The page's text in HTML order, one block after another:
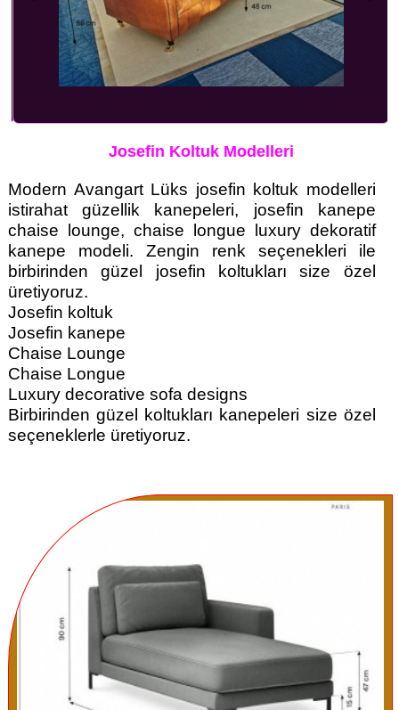
Josefin Koltuk Modelleri
Modern Avangart Lüks josefin koltuk modelleri
istirahat güzellik kanepeleri, josefin kanepe
chaise lounge, chaise longue luxury dekoratif
kanepe modeli. Zengin renk seçenekleri ile
birbirinden güzel josefin koltukları size özel
üretiyoruz.
Josefin koltuk
Josefin kanepe
Chaise Lounge
Chaise Longue
Luxury decorative sofa designs
Birbirinden güzel koltukları kanepeleri size özel
seçeneklerle üretiyoruz.